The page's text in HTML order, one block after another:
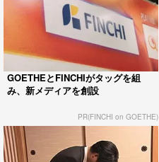
GOETHEとFINCHIがタッグを組
み、新メディアを創設
PR(FINCHI on GOETHE)